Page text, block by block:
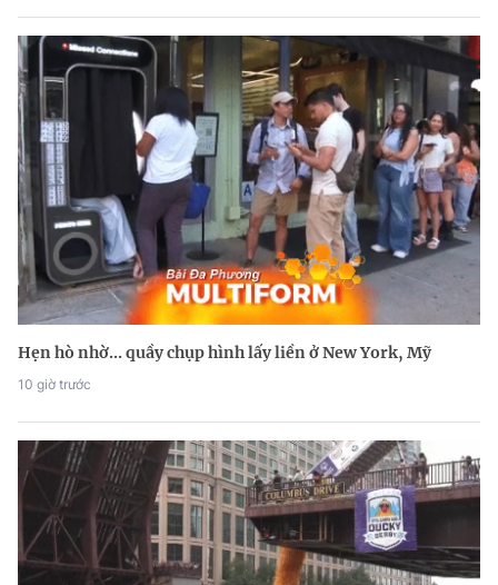
Hẹn hò nhờ... quầy chụp hình lấy liền ở New York, Mỹ
10 giờ trước